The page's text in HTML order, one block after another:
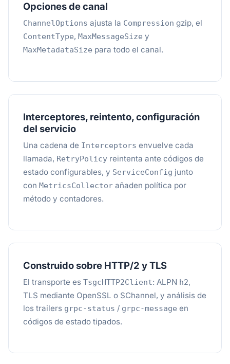
Opciones de canal
ChannelOptions ajusta la Compression gzip, el
ContentType, MaxMessageSize y
MaxMetadataSize para todo el canal.
Interceptores, reintento, configuración
del servicio
Una cadena de Interceptors envuelve cada
llamada, RetryPolicy reintenta ante códigos de
estado configurables, y ServiceConfig junto
con MetricsCollector añaden política por
método y contadores.
Construido sobre HTTP/2 y TLS
El transporte es TsgcHTTP2Client: ALPN h2,
TLS mediante OpenSSL o SChannel, y análisis de
los trailers grpc-status / grpc-message en
códigos de estado tipados.